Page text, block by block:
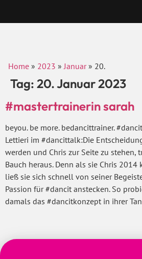
Home » 2023 » Januar» 20.
Tag: 20. Januar 2023
#mastertrainerin sarah
beyou. be more. bedancittrainer.
Lettieri im #dancittalk:Die
werden und Chris zur Seite zu stehen,
Bauch heraus. Denn als sie Chris
ließ sie sich schnell von seiner
Passion für #dancit anstecken. So
damals das #dancitkonzept in ihrer